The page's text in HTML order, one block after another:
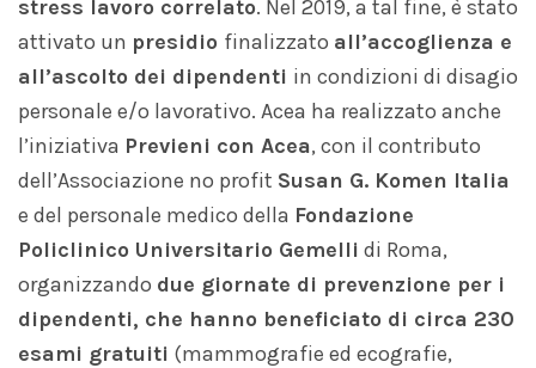
stress lavoro correlato. Nel 2019, a tal fine, è stato
attivato un presidio finalizzato all’accoglienza e
all’ascolto dei dipendenti in condizioni di disagio
personale e/o lavorativo. Acea ha realizzato anche
l’iniziativa Previeni con Acea, con il contributo
dell’Associazione no profit Susan G. Komen Italia
e del personale medico della Fondazione
Policlinico Universitario Gemelli di Roma,
organizzando due giornate di prevenzione per i
dipendenti, che hanno beneficiato di circa 230
esami gratuiti (mammografie ed ecografie,